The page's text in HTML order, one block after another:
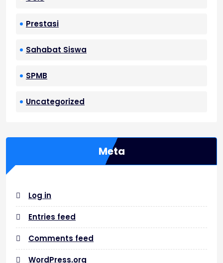
Prestasi
Sahabat Siswa
SPMB
Uncategorized
Meta
Log in
Entries feed
Comments feed
WordPress.org